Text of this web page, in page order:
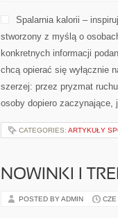
Spalarnia kalorii –
stworzony z myślą o
konkretnych informacji
chcą opierać się wyłącznie
szerzej: przez pryzmat
osoby dopiero
CATEGORIES: ARTYKUŁY
NOWINKI I
POSTED BY ADMIN